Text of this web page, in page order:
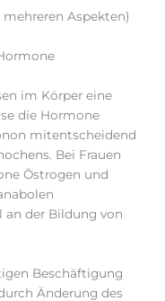
Aspekten)
im Körper eine
die Hormone
mitentscheidend
Bei Frauen
Östrogen und
der Bildung von
Beschäftigung
Änderung des